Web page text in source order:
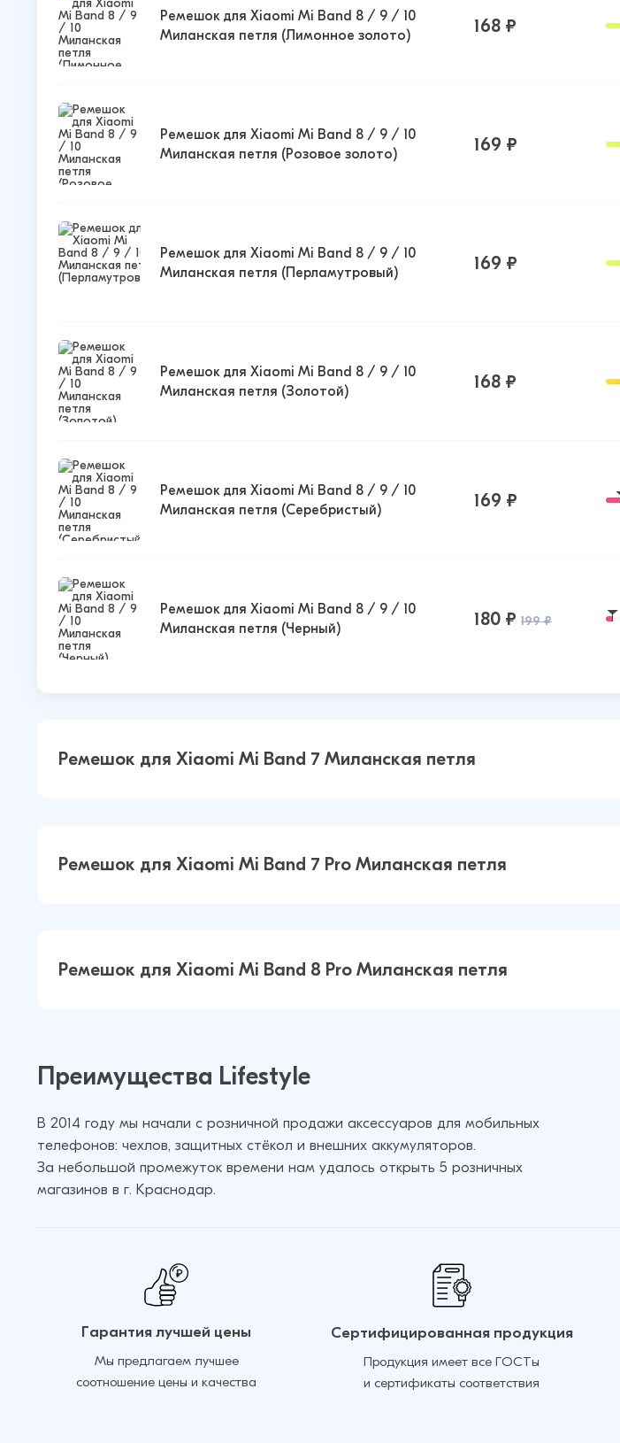
Ремешок для Xiaomi Mi Band 8 / 9 / 10
Миланская петля (Лимонное золото)
168 ₽
Ремешок для Xiaomi Mi Band 8 / 9 / 10
Миланская петля (Розовое золото)
169 ₽
Ремешок для Xiaomi Mi Band 8 / 9 / 10
Миланская петля (Перламутровый)
169 ₽
Ремешок для Xiaomi Mi Band 8 / 9 / 10
Миланская петля (Золотой)
168 ₽
Ремешок для Xiaomi Mi Band 8 / 9 / 10
Миланская петля (Серебристый)
169 ₽
Ремешок для Xiaomi Mi Band 8 / 9 / 10
Миланская петля (Черный)
180 ₽ 199 ₽
Ремешок для Xiaomi Mi Band 7 Миланская петля
Миланская петля (Перламутровый)
317 ₽
Ремешок для Xiaomi Mi Band 7
317 ₽
Ремешок для Xiaomi Mi Band 7
Миланская петля (Серебристый)
254 ₽317 ₽
Ремешок для Xiaomi Mi Band 7 Pro Миланская петля
Миланская петля (Лимонное золото)
148 ₽
Ремешок для Xiaomi Mi Band 8 Pro Миланская петля
Миланская петля (Золотой)
Ремешок для Xiaomi Mi Band 8 Pro
Миланская петля (Розовый)
Преимущества Lifestyle
В 2014 году мы начали с розничной продажи аксессуаров для мобильных
телефонов: чехлов, защитных стёкол и внешних аккумуляторов.
За небольшой промежуток времени нам удалось открыть 5 розничных
магазинов в г. Краснодар.
Гарантия лучшей цены
Мы предлагаем лучшее
соотношение цены и качества
Сертифицированная продукция
Продукция имеет все ГОСТы
и сертификаты соответствия